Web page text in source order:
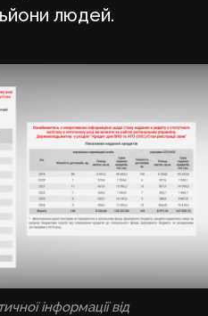
людей.
інформації від